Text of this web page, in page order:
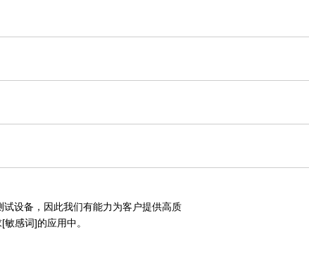
设备，因此我们有能力为客户提供高质
感词]的应用中。